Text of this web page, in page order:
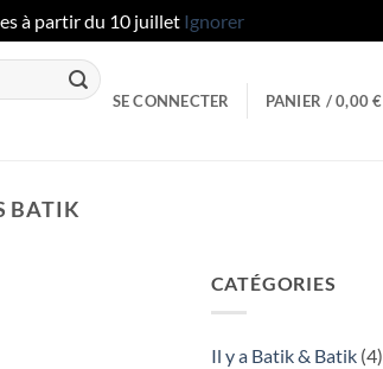
à partir du 10 juillet Ignorer
SE CONNECTER PANIER /0,00€
BATIK
CATÉGORIES
Il y a Batik & Batik(4)